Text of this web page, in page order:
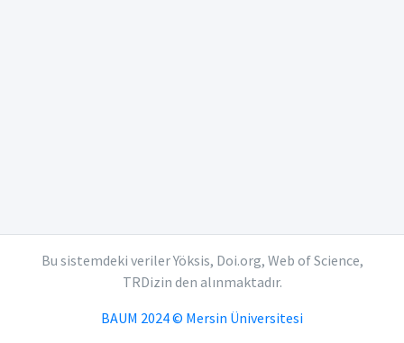
Bu sistemdeki veriler Yöksis, Doi.org, Web of Science,
TRDizin den alınmaktadır.
BAUM 2024 © Mersin Üniversitesi